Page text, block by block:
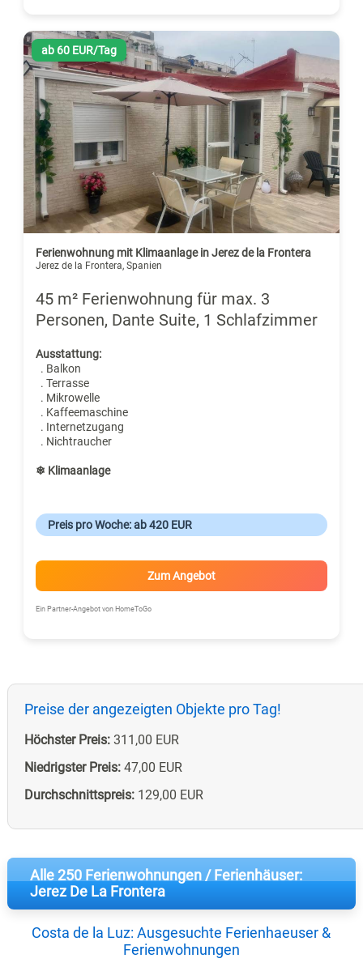
ab 60 EUR/Tag
Ferienwohnung mit Klimaanlage in Jerez de la Frontera
Jerez de la Frontera, Spanien
45 m² Ferienwohnung für max. 3
Personen, Dante Suite, 1 Schlafzimmer
Ausstattung:
. Balkon
. Terrasse
. Mikrowelle
. Kaffeemaschine
. Internetzugang
. Nichtraucher
❄ Klimaanlage
Preis pro Woche: ab 420 EUR
Zum Angebot
Ein Partner-Angebot von HomeToGo
Preise der angezeigten Objekte pro Tag!
Höchster Preis:311,00 EUR
Niedrigster Preis:47,00 EUR
Durchschnittspreis:129,00 EUR
Alle 250 Ferienwohnungen / Ferienhäuser:
Jerez De La Frontera
Costa de la Luz: Ausgesuchte Ferienhaeuser &
Ferienwohnungen